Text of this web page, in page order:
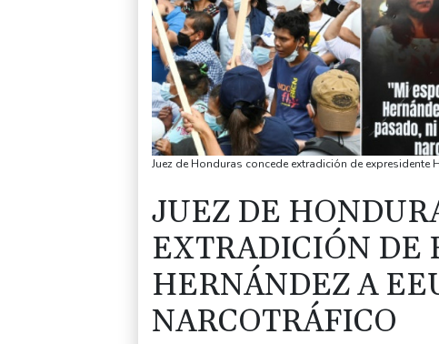
Juez de Honduras concede extradición de expresidente
JUEZ DE
EXTRADICIÓN DE
HERNÁNDEZ A
NARCOTRÁFICO